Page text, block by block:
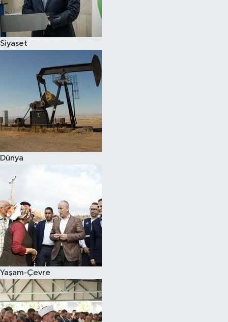
Siyaset
Dünya
Yaşam-Çevre
Spor
Çocuk
Eğitim
Hava Durumu
Kadın
Kültür Sanat
Sağlık
Siyaset
Teknoloji
Televizyon